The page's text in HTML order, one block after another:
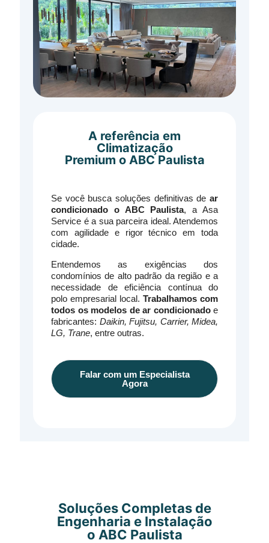
A referência em
Climatização
Premium o ABC Paulista
Se você busca soluções definitivas de ar
condicionado o ABC Paulista, a Asa
Service é a sua parceira ideal. Atendemos
com agilidade e rigor técnico em toda
cidade.
Entendemos as exigências dos
condomínios de alto padrão da região e a
necessidade de eficiência contínua do
polo empresarial local. Trabalhamos com
todos os modelos de ar condicionadoe
fabricantes: Daikin, Fujitsu, Carrier, Midea,
LG, Trane, entre outras.
Falar com um Especialista
Agora
Soluções Completas de
Engenharia e Instalação
o ABC Paulista